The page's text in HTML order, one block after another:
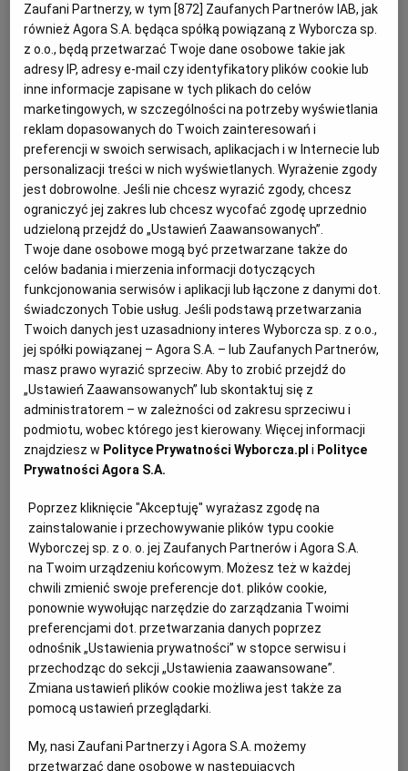
TRÓJMIASTO
WAŁBRZYCH
WARSZAWA
WROCŁAW
ZAKOPANE
ZIELONA GÓRA
1. Krówki kruszymy.
2. Mąkę mieszamy z proszkiem do pieczenia.
3. Masło ucieramy z cukrem na puszystą masę,
dodajemy jajko i rozgniecionego banana.
4, Dosypujemy mąkę i pokruszone krówki. Szybko
mieszamy, by połączyć składniki – grudki w masie
mogą pozostać.
5. Dołki w formie do muffinek smarujemy masłem lub
wykładamy papilotkami.
6. Łyżką nakładamy ciasto do wgłębień, wypełniając je
do 3/4 wysokości.
7. Pieczemy 20 minut w temperaturze 180 st. Po
następnie delikatnie wyjmujemy muffinki i studzimy
Zaufani Partnerzy, w tym [872] Zaufanych Partnerów IAB, jak
również Agora S.A. będąca spółką powiązaną z Wyborcza sp.
z o.o., będą przetwarzać Twoje dane osobowe takie jak
adresy IP, adresy e-mail czy identyfikatory plików cookie lub
inne informacje zapisane w tych plikach do celów
marketingowych, w szczególności na potrzeby wyświetlania
reklam dopasowanych do Twoich zainteresowań i
preferencji w swoich serwisach, aplikacjach i w Internecie lub
personalizacji treści w nich wyświetlanych. Wyrażenie zgody
jest dobrowolne. Jeśli nie chcesz wyrazić zgody, chcesz
ograniczyć jej zakres lub chcesz wycofać zgodę uprzednio
udzieloną przejdź do „Ustawień Zaawansowanych”.
Twoje dane osobowe mogą być przetwarzane także do
celów badania i mierzenia informacji dotyczących
funkcjonowania serwisów i aplikacji lub łączone z danymi dot.
świadczonych Tobie usług. Jeśli podstawą przetwarzania
Twoich danych jest uzasadniony interes Wyborcza sp. z o.o.,
jej spółki powiązanej – Agora S.A. – lub Zaufanych Partnerów,
masz prawo wyrazić sprzeciw. Aby to zrobić przejdź do
„Ustawień Zaawansowanych” lub skontaktuj się z
administratorem – w zależności od zakresu sprzeciwu i
podmiotu, wobec którego jest kierowany. Więcej informacji
znajdziesz w Polityce Prywatności Wyborcza.pl i Polityce
Prywatności Agora S.A.
Poprzez kliknięcie "Akceptuję" wyrażasz zgodę na
zainstalowanie i przechowywanie plików typu cookie
Wyborczej sp. z o. o. jej Zaufanych Partnerów i Agora S.A.
na Twoim urządzeniu końcowym. Możesz też w każdej
chwili zmienić swoje preferencje dot. plików cookie,
ponownie wywołując narzędzie do zarządzania Twoimi
preferencjami dot. przetwarzania danych poprzez
odnośnik „Ustawienia prywatności” w stopce serwisu i
przechodząc do sekcji „Ustawienia zaawansowane”.
Zmiana ustawień plików cookie możliwa jest także za
pomocą ustawień przeglądarki.
My, nasi Zaufani Partnerzy i Agora S.A. możemy
przetwarzać dane osobowe w następujących